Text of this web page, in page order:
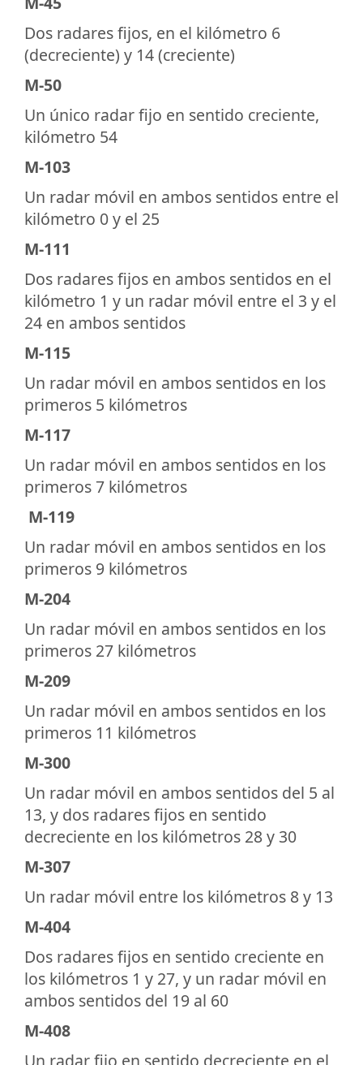
Dos radares fijos, en el kilómetro 6
(decreciente) y 14 (creciente)
M-50
Un único radar fijo en sentido creciente,
kilómetro 54
M-103
Un radar móvil en ambos sentidos entre el
kilómetro 0 y el 25
M-111
Dos radares fijos en ambos sentidos en el
kilómetro 1 y un radar móvil entre el 3 y el
24 en ambos sentidos
M-115
Un radar móvil en ambos sentidos en los
primeros 5 kilómetros
M-117
Un radar móvil en ambos sentidos en los
primeros 7 kilómetros
M-119
Un radar móvil en ambos sentidos en los
primeros 9 kilómetros
M-204
Un radar móvil en ambos sentidos en los
primeros 27 kilómetros
M-209
Un radar móvil en ambos sentidos en los
primeros 11 kilómetros
M-300
Un radar móvil en ambos sentidos del 5 al
13, y dos radares fijos en sentido
decreciente en los kilómetros 28 y 30
M-307
Un radar móvil entre los kilómetros 8 y 13
M-404
Dos radares fijos en sentido creciente en
los kilómetros 1 y 27, y un radar móvil en
ambos sentidos del 19 al 60
M-408